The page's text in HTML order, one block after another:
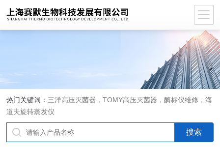
热门关键词： 三洋高压灭菌器，TOMY高压灭菌器，酶标仪维修，海
道夫旋转蒸发仪